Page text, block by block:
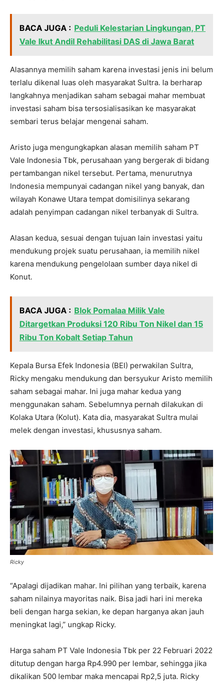
BACA JUGA : Peduli Kelestarian Lingkungan, PT
Vale Ikut Andil Rehabilitasi DAS di Jawa Barat
Alasannya memilih saham karena investasi jenis ini belum
terlalu dikenal luas oleh masyarakat Sultra. Ia berharap
langkahnya menjadikan saham sebagai mahar membuat
investasi saham bisa tersosialisasikan ke masyarakat
sembari terus belajar mengenai saham.
Aristo juga mengungkapkan alasan memilih saham PT
Vale Indonesia Tbk, perusahaan yang bergerak di bidang
pertambangan nikel tersebut. Pertama, menurutnya
Indonesia mempunyai cadangan nikel yang banyak, dan
wilayah Konawe Utara tempat domisilinya sekarang
adalah penyimpan cadangan nikel terbanyak di Sultra.
Alasan kedua, sesuai dengan tujuan lain investasi yaitu
mendukung projek suatu perusahaan, ia memilih nikel
karena mendukung pengelolaan sumber daya nikel di
Konut.
BACA JUGA : Blok Pomalaa Milik Vale
Ditargetkan Produksi 120 Ribu Ton Nikel dan 15
Ribu Ton Kobalt Setiap Tahun
Kepala Bursa Efek Indonesia (BEI) perwakilan Sultra,
Ricky mengaku mendukung dan bersyukur Aristo memilih
saham sebagai mahar. Ini juga mahar kedua yang
menggunakan saham. Sebelumnya pernah dilakukan di
Kolaka Utara (Kolut). Kata dia, masyarakat Sultra mulai
melek dengan investasi, khususnya saham.
Ricky
“Apalagi dijadikan mahar. Ini pilihan yang terbaik, karena
saham nilainya mayoritas naik. Bisa jadi hari ini mereka
beli dengan harga sekian, ke depan harganya akan jauh
meningkat lagi,” ungkap Ricky.
Harga saham PT Vale Indonesia Tbk per 22 Februari 2022
ditutup dengan harga Rp4.990 per lembar, sehingga jika
dikalikan 500 lembar maka mencapai Rp2,5 juta. Ricky